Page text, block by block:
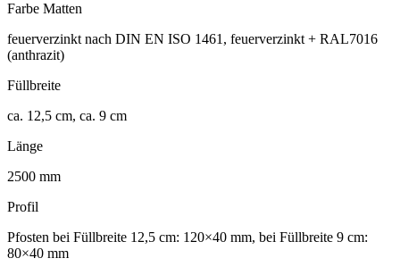
Farbe Matten
feuerverzinkt nach DIN EN ISO 1461, feuerverzinkt + RAL7016
(anthrazit)
Füllbreite
ca. 12,5 cm, ca. 9 cm
Länge
2500 mm
Profil
Pfosten bei Füllbreite 12,5 cm: 120×40 mm, bei Füllbreite 9 cm:
80×40 mm